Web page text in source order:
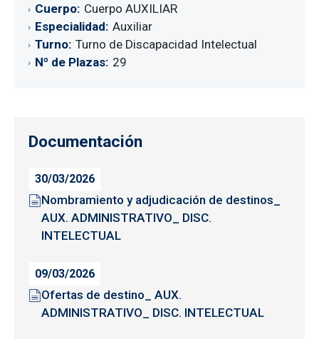
Cuerpo Cuerpo AUXILIAR
Especialidad Auxiliar
Turno Turno de Discapacidad Intelectual
Nº de Plazas 29
Documentación
30/03/2026
Nombramiento y adjudicación de destinos_
AUX. ADMINISTRATIVO_ DISC.
INTELECTUAL
09/03/2026
Ofertas de destino_ AUX.
ADMINISTRATIVO_ DISC. INTELECTUAL